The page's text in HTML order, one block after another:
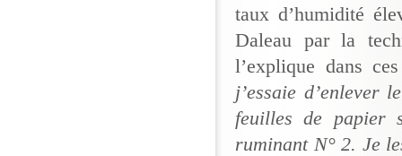
taux d’humidité
Daleau par la
l’explique dans
j’essaie d’enlever
feuilles de papier
ruminant N° 2. Je